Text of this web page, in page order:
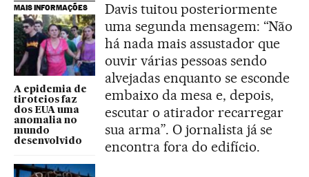
MAIS INFORMAÇÕES
A epidemia de
tiroteios faz
dos EUA uma
anomalia no
mundo
desenvolvido
Davis tuitou posteriormente
uma segunda mensagem: “Não
há nada mais assustador que
ouvir várias pessoas sendo
alvejadas enquanto se esconde
embaixo da mesa e, depois,
escutar o atirador recarregar
sua arma”. O jornalista já se
encontra fora do edifício.